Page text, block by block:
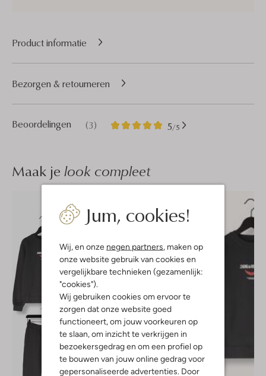
Jum, cookies!
Wij, en onze negen partners , maken op
onze website gebruik van cookies en
vergelijkbare technieken (gezamenlijk:
"cookies").
Wij gebruiken cookies om ervoor te
zorgen dat onze website goed
functioneert, om jouw voorkeuren op
te slaan, om inzicht te verkrijgen in
bezoekersgedrag en om een profiel op
te bouwen van jouw online gedrag voor
gepersonaliseerde advertenties. Door
Product informatie
Beoordelingen (3) 5/5
3
5
Bezorgen & retourneren
Maak je look compleet